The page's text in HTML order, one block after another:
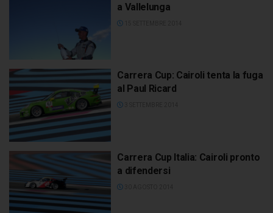
a Vallelunga
Carrera Cup: Cairoli tenta la fuga
al Paul Ricard
Carrera Cup Italia: Cairoli pronto
a difendersi